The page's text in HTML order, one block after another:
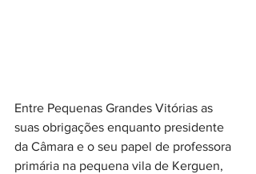
Entre Pequenas Grandes Vitórias as
suas obrigações enquanto presidente
da Câmara e o seu papel de professora
primária na pequena vila de Kerguen,